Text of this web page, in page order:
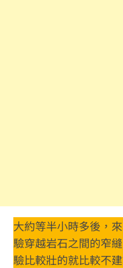
大約等半小時多後，
驗穿越岩石之間的窄
驗比較壯的就比較不